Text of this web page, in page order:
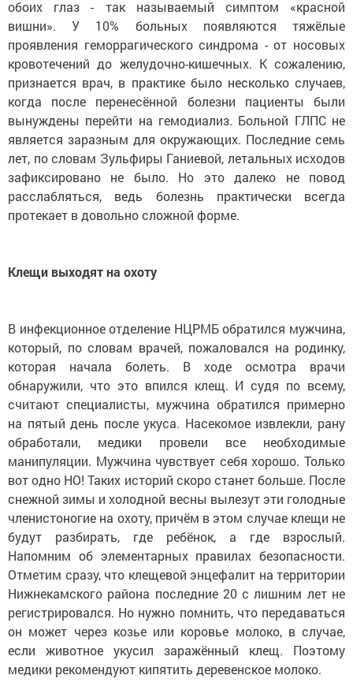
обоих глаз - так называемый симптом «красной
вишни». У 10% больных появляются тяжёлые
проявления геморрагического синдрома - от носовых
кровотечений до желудочно-кишечных. К сожалению,
признается врач, в практике было несколько случаев,
когда после перенесённой болезни пациенты были
вынуждены перейти на гемодиализ. Больной ГЛПС не
является заразным для окружающих. Последние семь
лет, по словам Зульфиры Ганиевой, летальных исходов
зафиксировано не было. Но это далеко не повод
расслабляться, ведь болезнь практически всегда
протекает в довольно сложной форме.
Клещи выходят на охоту
В инфекционное отделение НЦРМБ обратился мужчина,
который, по словам врачей, пожаловался на родинку,
которая начала болеть. В ходе осмотра врачи
обнаружили, что это впился клещ. И судя по всему,
считают специалисты, мужчина обратился примерно
на пятый день после укуса. Насекомое извлекли, рану
обработали, медики провели все необходимые
манипуляции. Мужчина чувствует себя хорошо. Только
вот одно НО! Таких историй скоро станет больше. После
снежной зимы и холодной весны вылезут эти голодные
членистоногие на охоту, причём в этом случае клещи не
будут разбирать, где ребёнок, а где взрослый.
Напомним об элементарных правилах безопасности.
Отметим сразу, что клещевой энцефалит на территории
Нижнекамского района последние 20 с лишним лет не
регистрировался. Но нужно помнить, что передаваться
он может через козье или коровье молоко, в случае,
если животное укусил заражённый клещ. Поэтому
медики рекомендуют кипятить деревенское молоко.